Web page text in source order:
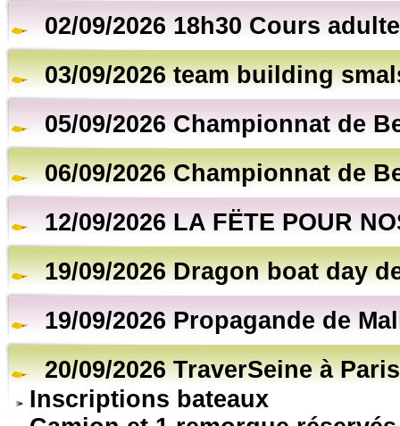
02/09/2026 18h30 Cours
03/09/2026 team building
05/09/2026 Championnat de
06/09/2026 Championnat de
12/09/2026 LA FËTE POUR
19/09/2026 Dragon boat day
19/09/2026 Propagande de
20/09/2026 TraverSeine à Paris
Inscriptions bateaux